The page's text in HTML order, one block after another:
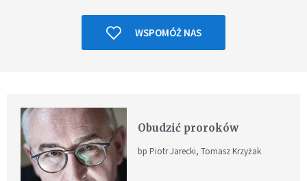
WSPOMÓŻ NAS
Obudzić proroków
bp Piotr Jarecki, Tomasz Krzyżak